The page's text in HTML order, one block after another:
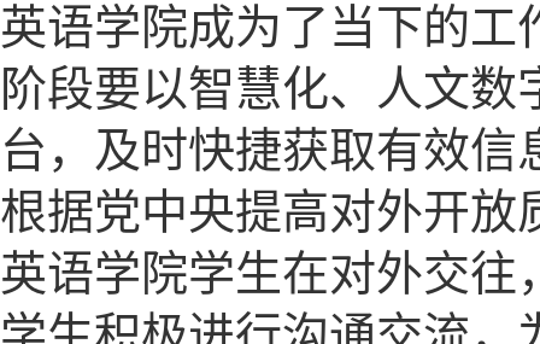
英语学院成为了当下的
阶段要以智慧化、人文
台，及时快捷获取有效
根据党中央提高对外开放
英语学院学生在对外交